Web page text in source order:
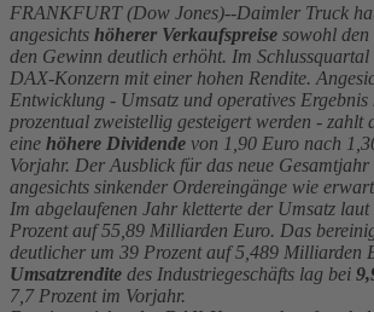
FRANKFURT (Dow Jones)--Daimler Truck
angesichts höherer Verkaufspreise sowohl den
den Gewinn deutlich erhöht. Im
DAX-Konzern mit einer hohen Rendite.
Entwicklung - Umsatz und operatives Ergebnis
prozentual zweistellig gesteigert werden - zahlt
eine höhere Dividende von 1,90 Euro nach
Vorjahr. Der Ausblick für das neue
angesichts sinkender Ordereingänge wie
Im abgelaufenen Jahr kletterte der Umsatz
Prozent auf 55,89 Milliarden Euro. Das
deutlicher um 39 Prozent auf 5,489 Milliarden
Umsatzrendite des Industriegeschäfts lag bei
7,7 Prozent im Vorjahr.